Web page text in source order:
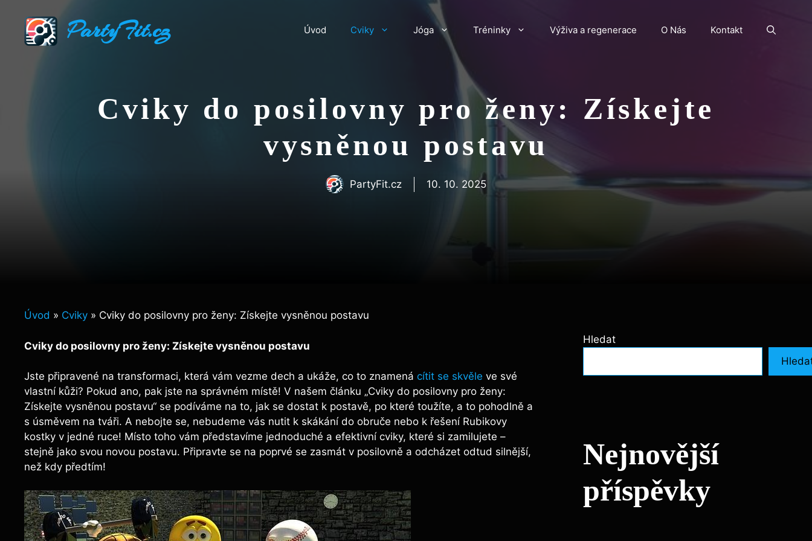
obsah
PartyFit.cz Úvod Cviky Jóga Tréninky Výživa a regenerace O Nás Kontakt
Cviky do posilovny pro ženy: Získejte
vysněnou postavu
PartyFit.cz 10. 10. 2025
Úvod » Cviky » Cviky do posilovny pro ženy: Získejte vysněnou postavu
Cviky do posilovny pro ženy: Získejte vysněnou postavu
Jste připravené na transformaci, která vám vezme dech a ukáže, co to znamená cítit se skvěle ve své
vlastní kůži? Pokud ano, pak jste na správném místě! V našem článku „Cviky do posilovny pro ženy:
Získejte vysněnou postavu“ se podíváme na to, jak se dostat k postavě, po které toužíte, a to pohodlně a
s úsměvem na tváři. A nebojte se, nebudeme vás nutit k skákání do obruče nebo k řešení Rubikovy
kostky v jedné ruce! Místo toho vám představíme jednoduché a efektivní cviky, které si zamilujete –
stejně jako svou novou postavu. Připravte se na poprvé se zasmát v posilovně a odcházet odtud silnější,
než kdy předtím!
Hledat
Nejnovější
příspěvky